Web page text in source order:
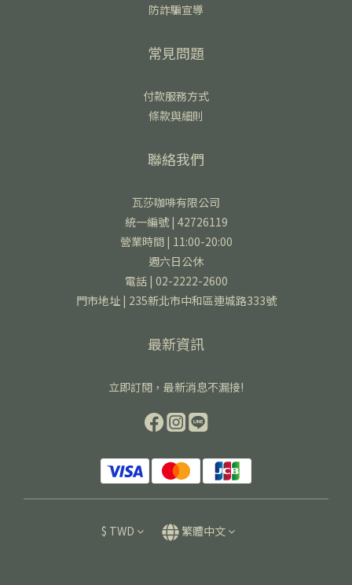
防詐騙宣導
常見問題
付款服務方式
條款與細則
聯絡我們
瓦莎咖啡有限公司
統一編號 | 42726119
營業時間 | 11:00-20:00
週六日公休
電話 | 02-2222-2600
門市地址 | 235新北市中和區連城路333號
最新資訊
立即訂閱，最新消息不漏接!
$ TWD 繁體中文